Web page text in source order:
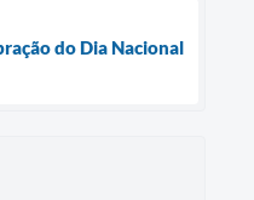
do Dia Nacional